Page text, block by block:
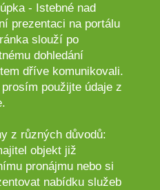
- Istebné nad
prezentaci na portálu
slouží po
dohledání
dříve komunikovali.
použijte údaje z
z různých důvodů:
objekt již
pronájmu nebo si
nabídku služeb